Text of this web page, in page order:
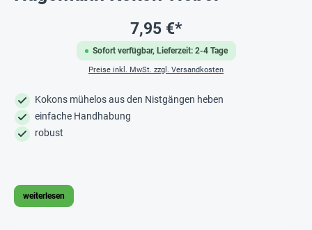
Sofort verfügbar, Lieferzeit: 2-4 Tage
7,95 €*
Preise inkl. MwSt. zzgl. Versandkosten
Kokons mühelos aus den Nistgängen heben
einfache Handhabung
robust
weiterlesen